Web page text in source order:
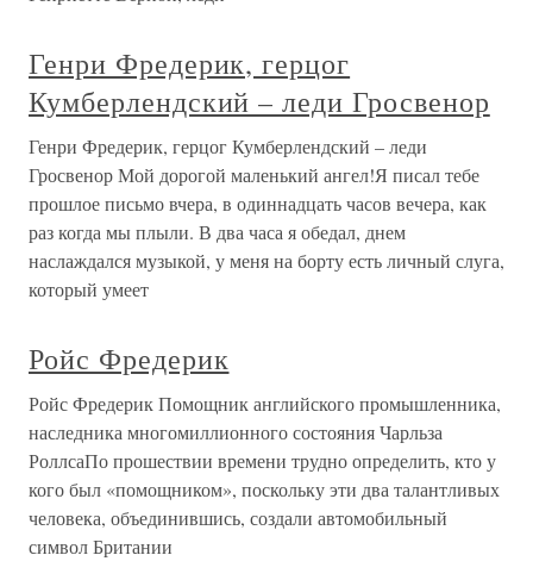
Генри Фредерик, герцог
Кумберлендский – леди Гросвенор
Генри Фредерик, герцог Кумберлендский – леди
Гросвенор Мой дорогой маленький ангел!Я писал тебе
прошлое письмо вчера, в одиннадцать часов вечера, как
раз когда мы плыли. В два часа я обедал, днем
наслаждался музыкой, у меня на борту есть личный слуга,
который умеет
Ройс Фредерик
Ройс Фредерик Помощник английского промышленника,
наследника многомиллионного состояния Чарльза
РоллсаПо прошествии времени трудно определить, кто у
кого был «помощником», поскольку эти два талантливых
человека, объединившись, создали автомобильный
символ Британии